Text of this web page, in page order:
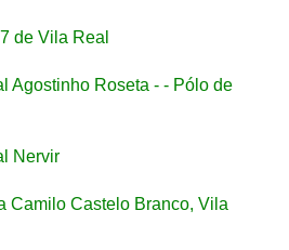
de Vila Real
Agostinho Roseta - - Pólo de
Nervir
Camilo Castelo Branco, Vila